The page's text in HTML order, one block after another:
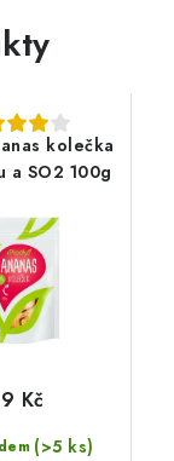
kolečka
a SO2 100g
(>5 ks)
Kč